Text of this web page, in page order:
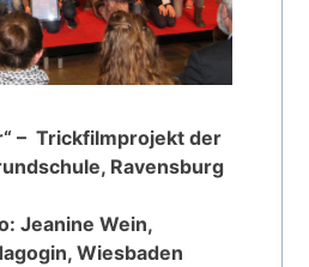
– Trickfilmprojekt der
Ravensburg
Jeanine Wein,
Wiesbaden